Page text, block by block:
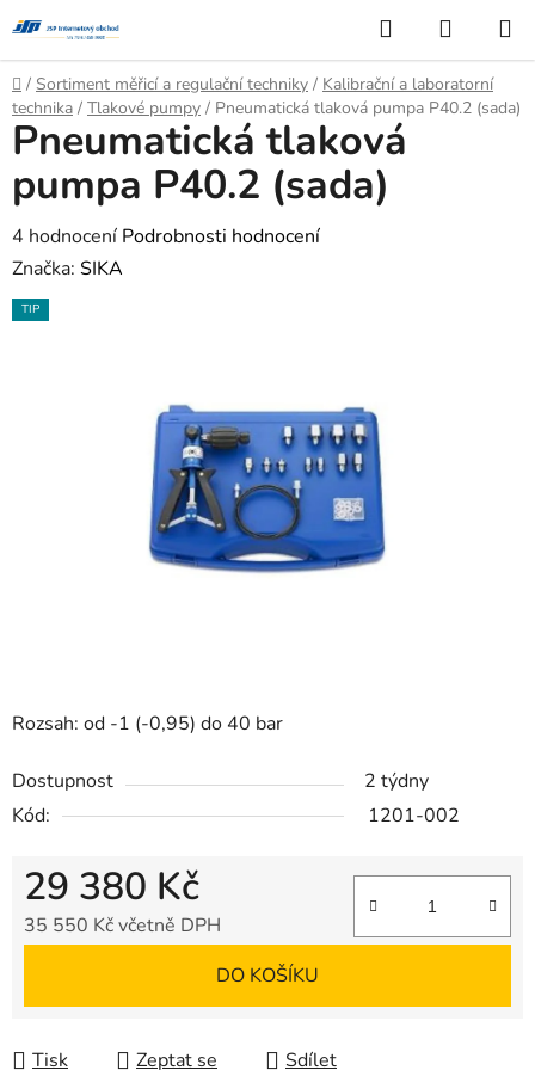
na
obsah
Hledat
KOŠÍK
Domů
/ Sortiment měřicí a regulační techniky / Kalibrační a laboratorní
technika / Tlakové pumpy / Pneumatická tlaková pumpa P40.2 (sada)
Rozsah: od -1 (-0,95) do 40 bar
Dostupnost
2 týdny
Kód:
1201-002
29 380 Kč
35 550 Kč včetně DPH
DO KOŠÍKU
Tisk Zeptat se Sdílet
Pneumatická tlaková
pumpa P40.2 (sada)
Průměrné
hodnocení
produktu
4 hodnocení Podrobnosti hodnocení
Značka: SIKA
TIP